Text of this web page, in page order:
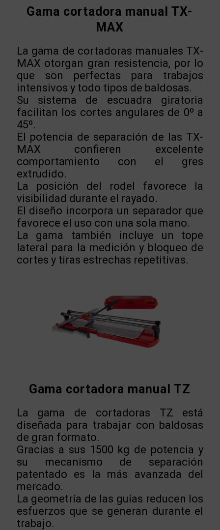
Gama cortadora manual TX-
MAX
La gama de cortadoras manuales TX-
MAX otorgan gran resistencia, por lo
que son perfectas para trabajos
intensivos y todo tipos de baldosas.
Su sistema de escuadra giratoria
facilitan los cortes angulares de 0º a
45º.
El potencia de separación de las TX-
MAX confieren excelente
comportamiento con el gres
extrudido.
La posición del rodel favorece la
visibilidad durante el rayado.
El diseño incorpora un separador que
favorece el uso con una sola mano.
La gama también incluye un tope
lateral para la medición y bloqueo de
cortes y tiras estrechas repetitivas.
Gama cortadora manual TZ
La gama de cortadoras TZ está
diseñada para trabajar con baldosas
de gran formato.
Gracias a sus 1500 kg de potencia y
su mecanismo de separación
patentado es la más avanzada del
mercado.
La geometría de las guías reducen los
esfuerzos que se generan durante el
trabajo.